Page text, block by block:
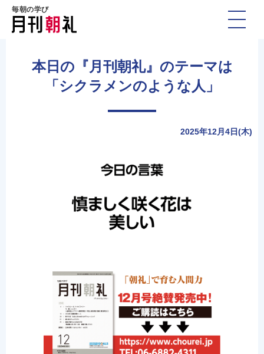
毎朝の学び
本日の『月刊朝礼』のテーマは
「シクラメンのような人」
2025年12月4日(木)